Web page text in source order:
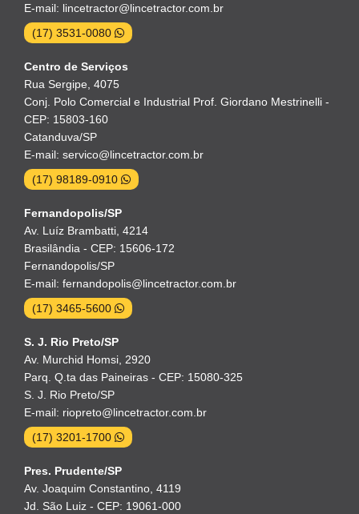
E-mail: lincetractor@lincetractor.com.br
(17) 3531-0080
Centro de Serviços
Rua Sergipe, 4075
Conj. Polo Comercial e Industrial Prof. Giordano Mestrinelli -
CEP: 15803-160
Catanduva/SP
E-mail: servico@lincetractor.com.br
(17) 98189-0910
Fernandopolis/SP
Av. Luíz Brambatti, 4214
Brasilândia - CEP: 15606-172
Fernandopolis/SP
E-mail: fernandopolis@lincetractor.com.br
(17) 3465-5600
S. J. Rio Preto/SP
Av. Murchid Homsi, 2920
Parq. Q.ta das Paineiras - CEP: 15080-325
S. J. Rio Preto/SP
E-mail: riopreto@lincetractor.com.br
(17) 3201-1700
Pres. Prudente/SP
Av. Joaquim Constantino, 4119
Jd. São Luiz - CEP: 19061-000